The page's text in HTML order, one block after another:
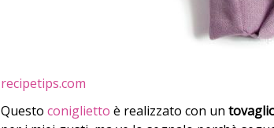
recipetips.com
Questo coniglietto è realizzato con un